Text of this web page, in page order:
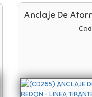
Anclaje De